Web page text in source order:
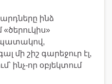
ինձ
մի շիշ գարեջուր էլ,
ինչ-որ օբյեկտում